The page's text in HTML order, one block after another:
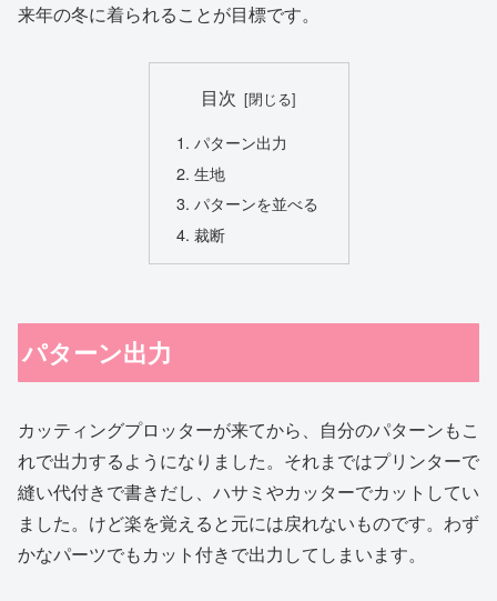
来年の冬に着られることが目標です。
目次
パターン出力
生地
パターンを並べる
裁断
パターン出力
カッティングプロッターが来てから、自分のパターンもこ
れで出力するようになりました。それまではプリンターで
縫い代付きで書きだし、ハサミやカッターでカットしてい
ました。けど楽を覚えると元には戻れないものです。わず
かなパーツでもカット付きで出力してしまいます。